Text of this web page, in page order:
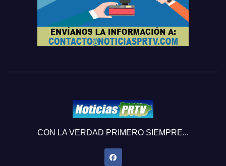
CON LA VERDAD PRIMERO SIEMPRE...